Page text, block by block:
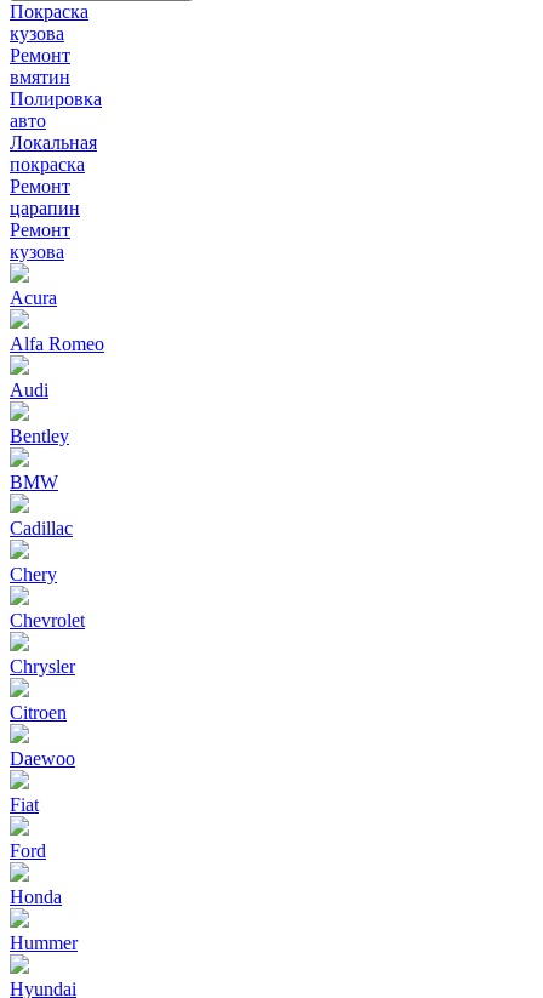
Покраска
кузова
Ремонт
вмятин
Полировка
авто
Локальная
покраска
Ремонт
царапин
Ремонт
кузова
Acura
Alfa Romeo
Audi
Bentley
BMW
Cadillac
Chery
Chevrolet
Chrysler
Citroen
Daewoo
Fiat
Ford
Honda
Hummer
Hyundai